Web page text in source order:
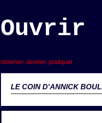
LE COIN D'ANNICK
observer, deviner, pratiquer
Ouvrir